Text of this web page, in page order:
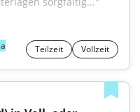
Teilzeit Vollzeit